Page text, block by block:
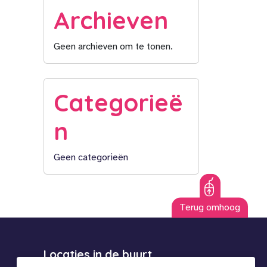
Archieven
Geen archieven om te tonen.
Categorieë
n
Geen categorieën
Terug omhoog
Locaties in de buurt